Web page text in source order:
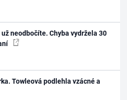
neodbočíte. Chyba vydržela 30
Towleová podlehla vzácné a